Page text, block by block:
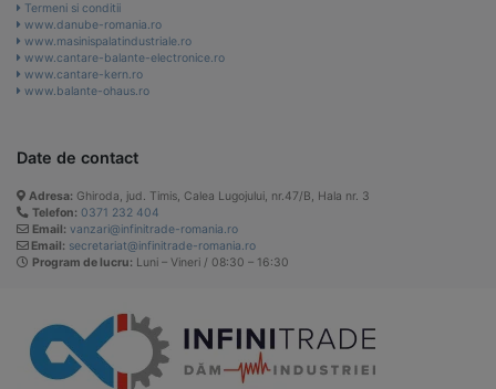
Termeni si conditii
www.danube-romania.ro
www.masinispalatindustriale.ro
www.cantare-balante-electronice.ro
www.cantare-kern.ro
www.balante-ohaus.ro
Date de contact
Adresa: Ghiroda, jud. Timis, Calea Lugojului, nr.47/B, Hala nr. 3
Telefon: 0371 232 404
Email: vanzari@infinitrade-romania.ro
Email: secretariat@infinitrade-romania.ro
Program de lucru: Luni – Vineri / 08:30 – 16:30